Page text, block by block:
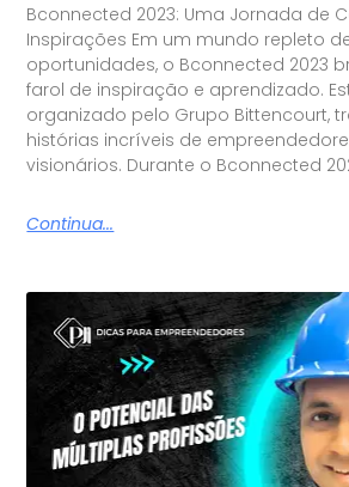
Bconnected 2023: Uma Jornada de
Inspirações Em um mundo repleto
oportunidades, o Bconnected 2023
farol de inspiração e aprendizado.
organizado pelo Grupo Bittencourt,
histórias incríveis de
visionários. Durante o Bconnected
Continua...